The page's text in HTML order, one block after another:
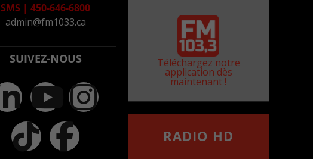
SMS | 450-646-6800
admin@fm1033.ca
SUIVEZ-NOUS Téléchargez notre
application dès
maintenant !
RADIO HD